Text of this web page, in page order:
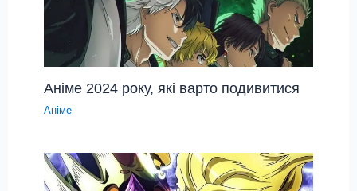
Аніме 2024 року, які варто подивитися
Аніме